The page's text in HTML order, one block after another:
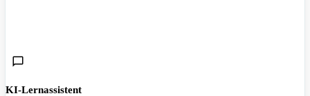
KI-Lernassistent